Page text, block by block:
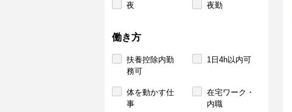
夜 夜勤
働き方
扶養控除内勤
務可
1日4h以内可
体を動かす仕
事
在宅ワーク・
内職